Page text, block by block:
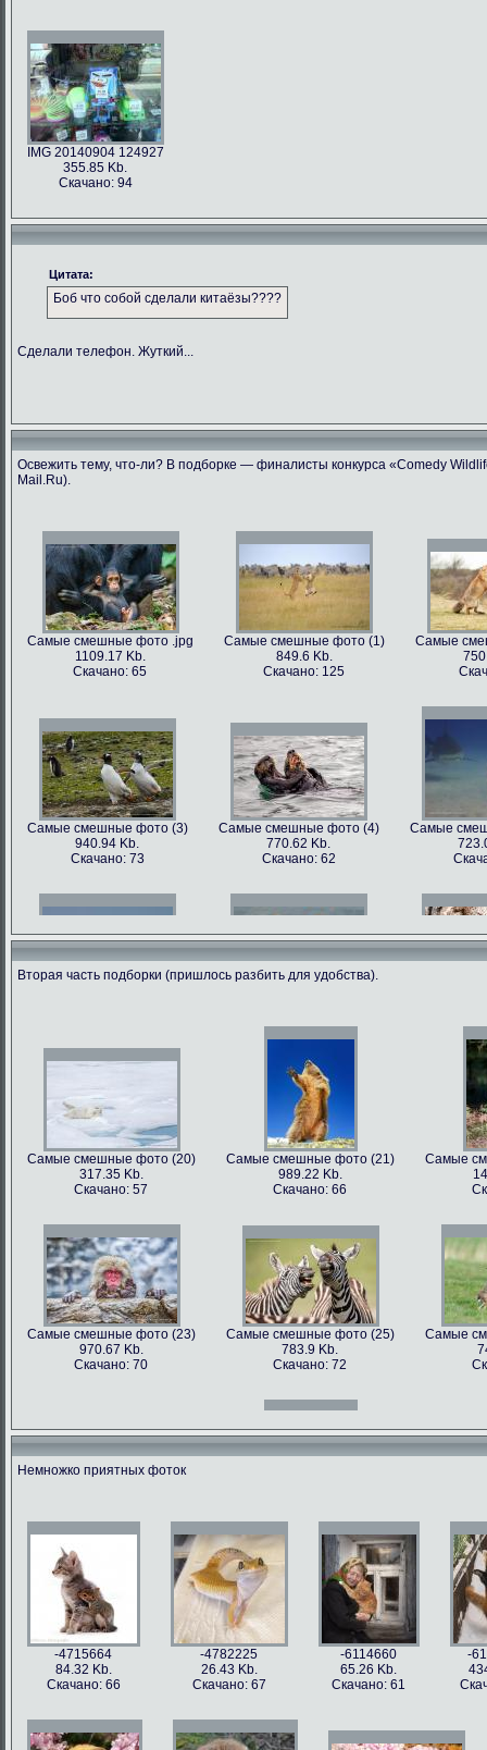
IMG 20140904 124927
355.85 Kb.
Скачано: 94
Цитата:
Боб что собой сделали китаёзы????
Сделали телефон. Жуткий...
Освежить тему, что-ли? В подборке — финалисты конкурса «Comedy
Mail.Ru).
Самые смешные фото .jpg
1109.17 Kb.
Скачано: 65
Самые смешные фото (1)
849.6 Kb.
Скачано: 125
Самые
Самые смешные фото (3)
940.94 Kb.
Скачано: 73
Самые смешные фото (4)
770.62 Kb.
Скачано: 62
Самые
Самые смешные фото (9)
562.79 Kb.
Самые смешные фото (10)
899.22 Kb.
Самые
996.47 Kb.
Скачано: 71
Самые смешные фото (15)
809.97 Kb.
Скачано: 68
Самые смешные фото (16)
674.29 Kb.
Скачано: 79
Самые
Вторая часть подборки (пришлось разбить для удобства).
Самые смешные фото (20)
317.35 Kb.
Скачано: 57
Самые смешные фото (21)
989.22 Kb.
Скачано: 66
Самые
Самые смешные фото (23)
970.67 Kb.
Скачано: 70
Самые смешные фото (25)
783.9 Kb.
Скачано: 72
Самые
Самые смешные фото (27)
Скачано: 61
Самые смешные фото (28)
1158.5 Kb.
Скачано: 76
Самые
Самые смешные фото (31)
626.42 Kb.
Скачано: 77
Самые смешные фото (33)
1054 Kb.
Скачано: 85
Немножко приятных фоток
-4715664
84.32 Kb.
Скачано: 66
-4782225
26.43 Kb.
Скачано: 67
-6114660
65.26 Kb.
Скачано: 61
-